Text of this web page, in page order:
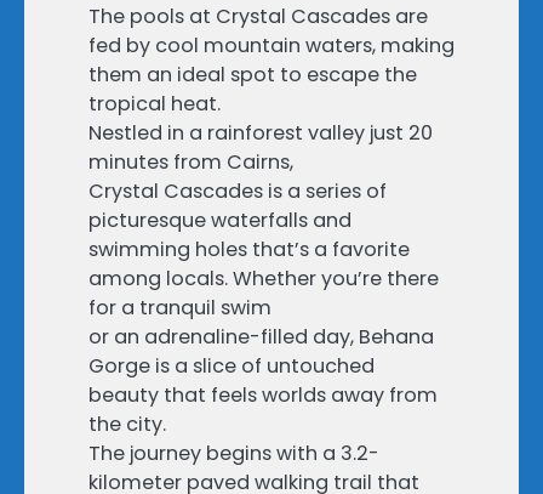
The pools at Crystal Cascades are
fed by cool mountain waters, making
them an ideal spot to escape the
tropical heat.
Nestled in a rainforest valley just 20
minutes from Cairns,
Crystal Cascades is a series of
picturesque waterfalls and
swimming holes that’s a favorite
among locals. Whether you’re there
for a tranquil swim
or an adrenaline-filled day, Behana
Gorge is a slice of untouched
beauty that feels worlds away from
the city.
The journey begins with a 3.2-
kilometer paved walking trail that